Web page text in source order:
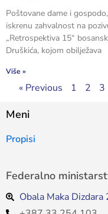
Poštovane dame i
iskrenu zahvalnost na
„Retrospektiva 15“
Druškića, kojom obilježava
Više »
« Previous 1 2 3
Meni
Propisi
Federalno
Obala Maka Dizdara